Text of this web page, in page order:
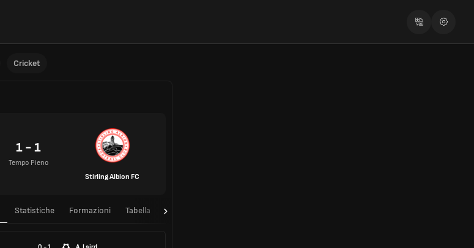
Cricket
1 - 1
Tempo Pieno
Stirling Albion FC
Statistiche Formazioni Tabella T/T